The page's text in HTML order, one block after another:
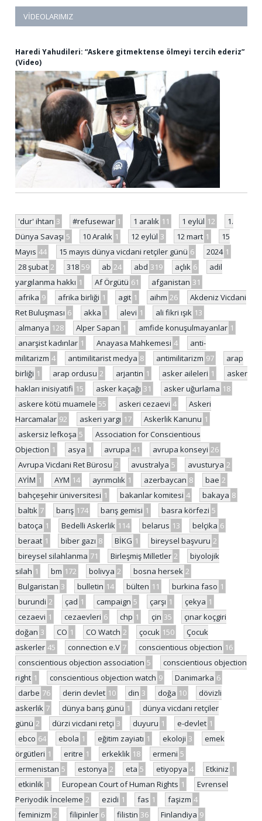
VIDEOLARIMIZ
Haredi Yahudileri: “Askere gitmektense ölmeyi tercih ederiz”
(Video)
'dur' ihtarı 3 #refusewar 1 1 aralık 11 1 eylül 12
1.
Dünya Savaşı 5 10 Aralık 1 12 eylül 3 12 mart 1
15
Mayıs 44 15 mayıs dünya vicdani retçiler günü 6 2024 1
28 şubat 2 318 59 ab 24 abd 319 açlık 6
adil
yargılanma hakkı 1 Af Örgütü 61 afganistan 31
afrika 9 afrika birliği 1 agit 1 aihm 26
Akdeniz Vicdani
Ret Buluşması 6 akka 1 alevi 1 ali fikri ışık 13
almanya 128 Alper Sapan 1 amfide konuşulmayanlar 1
anarşist kadınlar 1 Anayasa Mahkemesi 4
anti-
militarizm 4 antimilitarist medya 8 antimilitarizm 97
arap
birliği 1 arap ordusu 2 arjantin 1 asker aileleri 1
asker
hakları inisiyatifi 15 asker kaçağı 31 asker uğurlama 18
askere kötü muamele 55 askeri cezaevi 4
Askeri
Harcamalar 92 askeri yargı 17 Askerlik Kanunu 1
askersiz lefkoşa 5
Association for Conscientious
Objection 1 asya 1 avrupa 41 avrupa konseyi 26
Avrupa Vicdani Ret Bürosu 2 avustralya 5 avusturya 2
AYİM 1 AYM 14 ayrımcılık 1 azerbaycan 8 bae 2
bahçeşehir üniversitesi 1 bakanlar komitesi 4 bakaya 8
baltık 7 barış 174 barış gemisi 1 basra körfezi 5
batoça 1 Bedelli Askerlik 114 belarus 13 belçika 6
beraat 1 biber gazı 8 BİKG 1 bireysel başvuru 2
bireysel silahlanma 71 Birleşmiş Milletler 2
biyolojik
silah 1 bm 172 bolivya 2 bosna hersek 2
Bulgaristan 3 bulletin 14 bülten 11 burkina faso 1
burundi 2 çad 1 campaign 5 çarşı 1 çekya 1
cezaevi 1 cezaevleri 6 chp 1 çin 35
çınar koçgiri
doğan 3 CO 1 CO Watch 2 çocuk 150
Çocuk
askerler 45 connection e.V 7 conscientious objection 16
conscientious objection association 5
conscientious objection
right 1 conscientious objection watch 9 Danimarka 6
darbe 76 derin devlet 10 din 3 doğa 10
dövizli
askerlik 7 dünya barış günü 1
dünya vicdani retçiler
günü 2 dürzi vicdani retçi 3 duyuru 1 e-devlet 1
ebco 64 ebola 1 eğitim zayiatı 1 ekoloji 3
emek
örgütleri 1 eritre 1 erkeklik 18 ermeni 5
ermenistan 5 estonya 2 eta 5 etiyopya 4 Etkiniz 1
etkinlik 1 European Court of Human Rights 1
Evrensel
Periyodik İnceleme 2 ezidi 1 fas 1 faşizm 4
feminizm 2 filipinler 6 filistin 36 Finlandiya 9